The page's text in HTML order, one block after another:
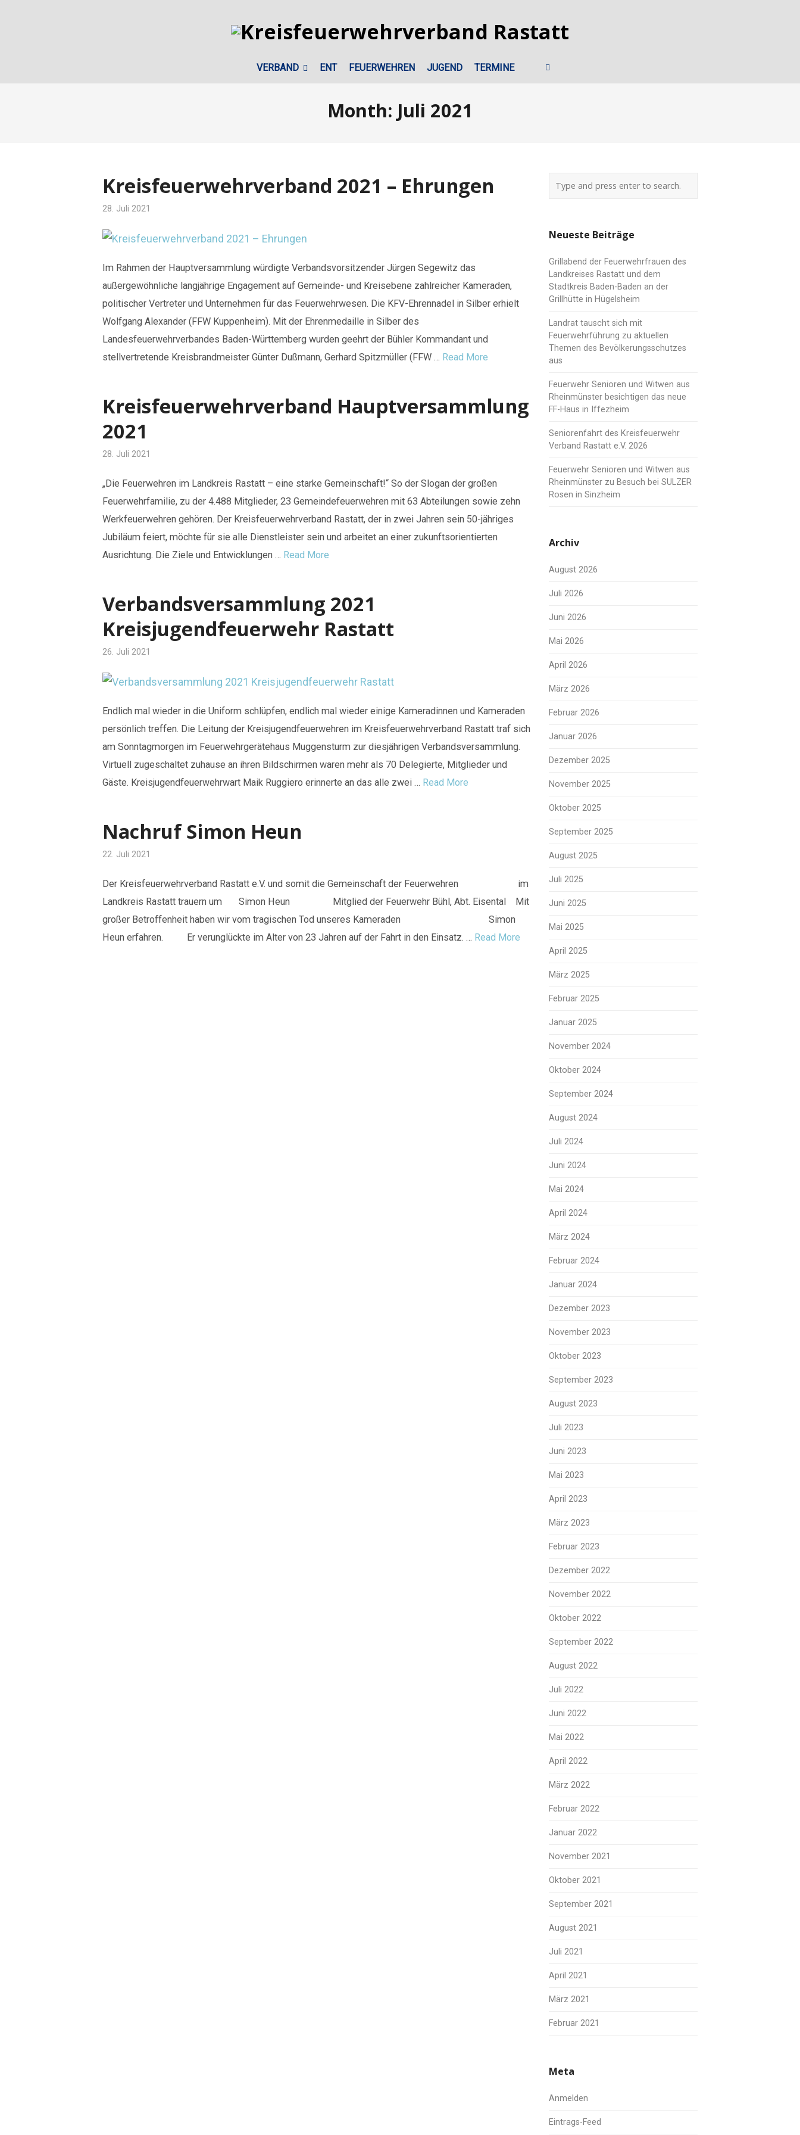
VERBAND ENT FEUERWEHREN JUGEND TERMINE
Month: Juli 2021
Kreisfeuerwehrverband 2021 – Ehrungen
28. Juli 2021
Im Rahmen der Hauptversammlung würdigte Verbandsvorsitzender Jürgen Segewitz das
außergewöhnliche langjährige Engagement auf Gemeinde- und Kreisebene zahlreicher Kameraden,
politischer Vertreter und Unternehmen für das Feuerwehrwesen. Die KFV-Ehrennadel in Silber erhielt
Wolfgang Alexander (FFW Kuppenheim). Mit der Ehrenmedaille in Silber des
Landesfeuerwehrverbandes Baden-Württemberg wurden geehrt der Bühler Kommandant und
stellvertretende Kreisbrandmeister Günter Dußmann, Gerhard Spitzmüller (FFW … Read More
Kreisfeuerwehrverband Hauptversammlung
2021
28. Juli 2021
„Die Feuerwehren im Landkreis Rastatt – eine starke Gemeinschaft!“ So der Slogan der großen
Feuerwehrfamilie, zu der 4.488 Mitglieder, 23 Gemeindefeuerwehren mit 63 Abteilungen sowie zehn
Werkfeuerwehren gehören. Der Kreisfeuerwehrverband Rastatt, der in zwei Jahren sein 50-jähriges
Jubiläum feiert, möchte für sie alle Dienstleister sein und arbeitet an einer zukunftsorientierten
Ausrichtung. Die Ziele und Entwicklungen … Read More
Verbandsversammlung 2021
Kreisjugendfeuerwehr Rastatt
26. Juli 2021
Endlich mal wieder in die Uniform schlüpfen, endlich mal wieder einige Kameradinnen und Kameraden
persönlich treffen. Die Leitung der Kreisjugendfeuerwehren im Kreisfeuerwehrverband Rastatt traf sich
am Sonntagmorgen im Feuerwehrgerätehaus Muggensturm zur diesjährigen Verbandsversammlung.
Virtuell zugeschaltet zuhause an ihren Bildschirmen waren mehr als 70 Delegierte, Mitglieder und
Gäste. Kreisjugendfeuerwehrwart Maik Ruggiero erinnerte an das alle zwei … Read More
Nachruf Simon Heun
22. Juli 2021
Der Kreisfeuerwehrverband Rastatt e.V. und somit die Gemeinschaft der Feuerwehren im
Landkreis Rastatt trauern um Simon Heun Mitglied der Feuerwehr Bühl, Abt. Eisental Mit
großer Betroffenheit haben wir vom tragischen Tod unseres Kameraden Simon
Heun erfahren. Er verunglückte im Alter von 23 Jahren auf der Fahrt in den Einsatz. … Read More
Neueste Beiträge
Grillabend der Feuerwehrfrauen des
Landkreises Rastatt und dem
Stadtkreis Baden-Baden an der
Grillhütte in Hügelsheim
Landrat tauscht sich mit
Feuerwehrführung zu aktuellen
Themen des Bevölkerungsschutzes
aus
Feuerwehr Senioren und Witwen aus
Rheinmünster besichtigen das neue
FF-Haus in Iffezheim
Seniorenfahrt des Kreisfeuerwehr
Verband Rastatt e.V. 2026
Feuerwehr Senioren und Witwen aus
Rheinmünster zu Besuch bei SULZER
Rosen in Sinzheim
Archiv
August 2026
Juli 2026
Juni 2026
Mai 2026
April 2026
März 2026
Februar 2026
Januar 2026
Dezember 2025
November 2025
Oktober 2025
September 2025
August 2025
Juli 2025
Juni 2025
Mai 2025
April 2025
März 2025
Februar 2025
Januar 2025
November 2024
Oktober 2024
September 2024
August 2024
Juli 2024
Juni 2024
Mai 2024
April 2024
März 2024
Februar 2024
Januar 2024
Dezember 2023
November 2023
Oktober 2023
September 2023
August 2023
Juli 2023
Juni 2023
Mai 2023
April 2023
März 2023
Februar 2023
Dezember 2022
November 2022
Oktober 2022
September 2022
August 2022
Juli 2022
Juni 2022
Mai 2022
April 2022
März 2022
Februar 2022
Januar 2022
November 2021
Oktober 2021
September 2021
August 2021
Juli 2021
April 2021
März 2021
Februar 2021
Meta
Anmelden
Eintrags-Feed